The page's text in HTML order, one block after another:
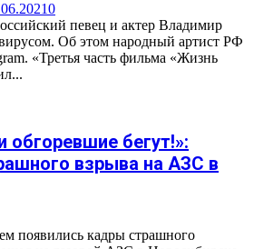
0
певец и актер Владимир
Об этом народный артист РФ
«Третья часть фильма «Жизнь
бегут!»:
взрыва на АЗС в
появились кадры страшного